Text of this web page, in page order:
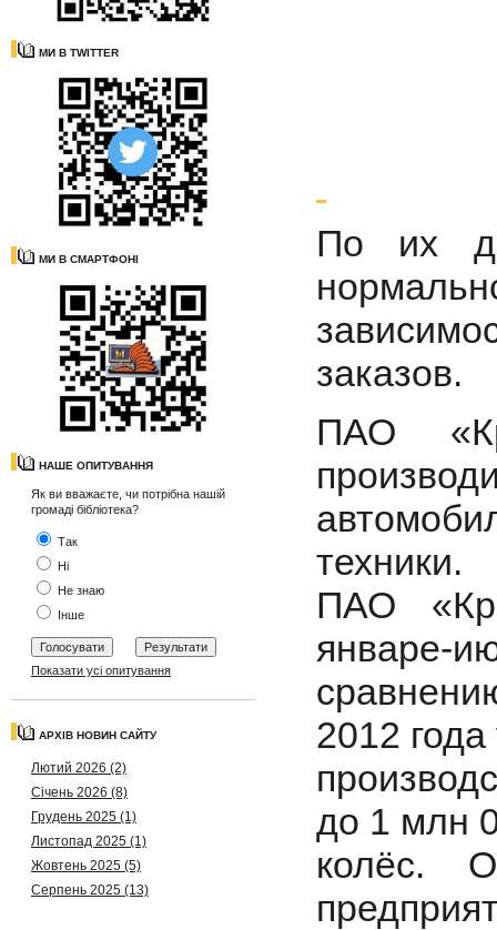
МИ В TWITTER
МИ В СМАРТФОНІ
НАШЕ ОПИТУВАННЯ
Як ви вважаєте, чи потрібна нашій
громаді бібліотека?
Так
Ні
Не знаю
Інше
Показати усі опитування
АРХІВ НОВИН САЙТУ
Лютий 2026 (2)
Січень 2026 (8)
Грудень 2025 (1)
Листопад 2025 (1)
Жовтень 2025 (5)
Серпень 2025 (13)
По их
заказов.
ПАО
техники.
ПАО
январе-
2012
до 1 млн
колёс.